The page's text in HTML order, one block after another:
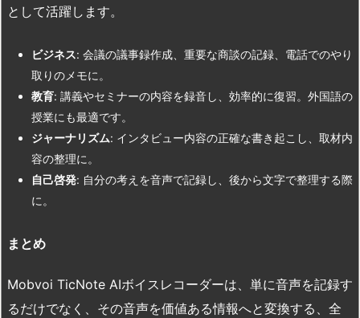
として活躍します。
ビジネス: 会議の議事録作成、重要な商談の記録、電話でのやり
取りのメモに。
教育: 講義やセミナーの内容を録音し、効率的に復習。外国語の
授業にも最適です。
ジャーナリズム: インタビュー内容の正確な書き起こし、取材内
容の整理に。
自己啓発: 自分の考えを音声で記録し、後から文字で整理する際
に。
まとめ
Mobvoi TicNote AIボイスレコーダーは、単に音声を記録す
るだけでなく、その音声を価値ある情報へと変換する、全